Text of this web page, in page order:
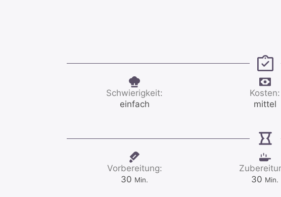
Schwierigkeit:
einfach
Kosten:
mittel
Vorbereitung:
30 Minuten
Min.
30 Min.